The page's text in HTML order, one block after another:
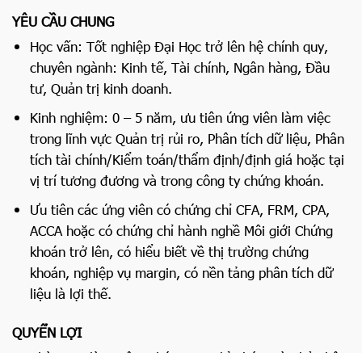
YÊU CẦU CHUNG
Học vấn: Tốt nghiệp Đại Học trở lên hệ chính quy,
chuyên ngành: Kinh tế, Tài chính, Ngân hàng, Đầu
tư, Quản trị kinh doanh.
Kinh nghiệm: 0 – 5 năm, ưu tiên ứng viên làm việc
trong lĩnh vực Quản trị rủi ro, Phân tích dữ liệu, Phân
tích tài chính/Kiểm toán/thẩm định/định giá hoặc tại
vị trí tương đương và trong công ty chứng khoán.
Ưu tiên các ứng viên có chứng chỉ CFA, FRM, CPA,
ACCA hoặc có chứng chỉ hành nghề Môi giới Chứng
khoán trở lên, có hiểu biết về thị trường chứng
khoán, nghiệp vụ margin, có nền tảng phân tích dữ
liệu là lợi thế.
QUYỂN LỢI